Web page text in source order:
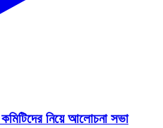
নিয়ে আলোচনা সভা